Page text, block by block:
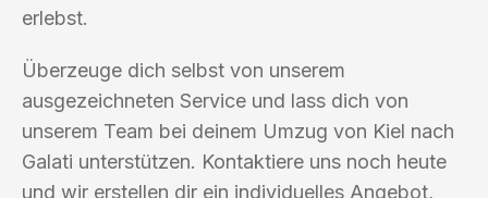
erlebst.
Überzeuge dich selbst von unserem
ausgezeichneten Service und lass dich von
unserem Team bei deinem Umzug von Kiel nach
Galati unterstützen. Kontaktiere uns noch heute
und wir erstellen dir ein individuelles Angebot,